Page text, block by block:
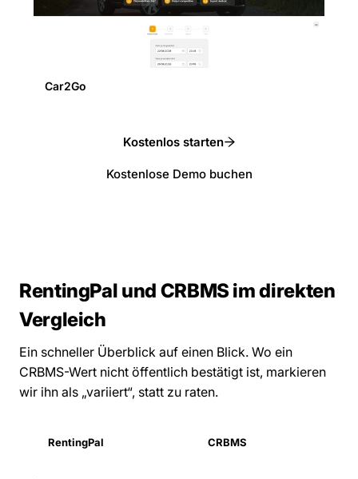
Car2Go
Kostenlos starten
Kostenlose Demo buchen
RentingPal und CRBMS im direkten
Vergleich
Ein schneller Überblick auf einen Blick. Wo ein
CRBMS-Wert nicht öffentlich bestätigt ist, markieren
wir ihn als „variiert“, statt zu raten.
RentingPal CRBMS